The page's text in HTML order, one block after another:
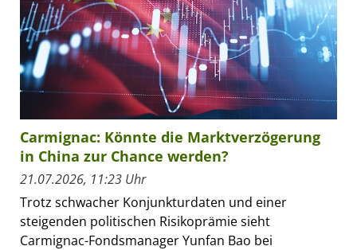
Carmignac: Könnte die Marktverzögerung
in China zur Chance werden?
21.07.2026, 11:23 Uhr
Trotz schwacher Konjunkturdaten und einer
steigenden politischen Risikoprämie sieht
Carmignac-Fondsmanager Yunfan Bao bei